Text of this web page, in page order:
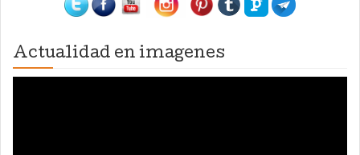
Actualidad en imagenes